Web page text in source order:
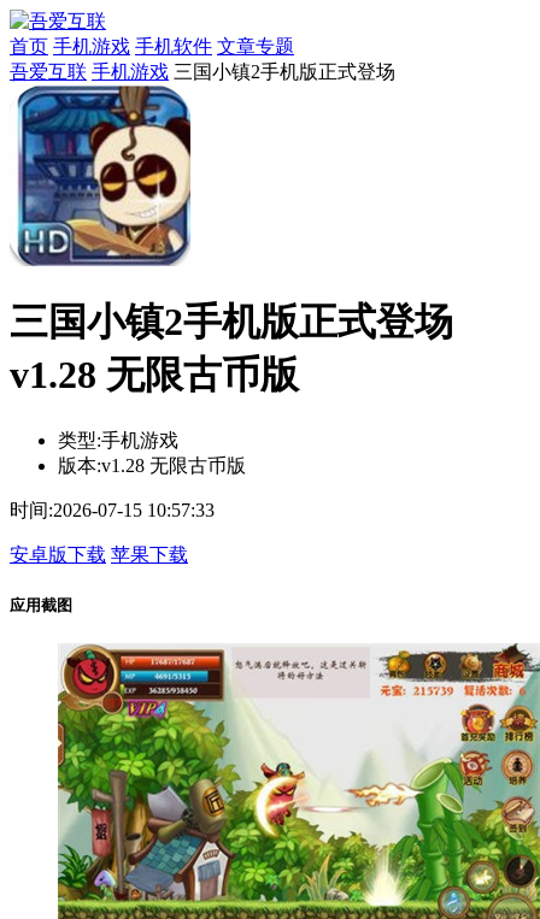
首页 手机游戏 手机软件 文章专题
吾爱互联 手机游戏 三国小镇2手机版正式登场
三国小镇2手机版正式登场
v1.28 无限古币版
类型:手机游戏
版本:v1.28 无限古币版
时间:2026-07-15 10:57:33
安卓版下载 苹果下载
应用截图